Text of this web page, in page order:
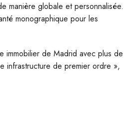
manière globale et personnalisée.
monographique pour les
immobilier de Madrid avec plus de
infrastructure de premier ordre »,